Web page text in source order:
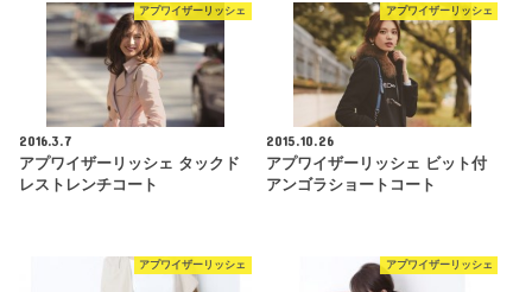
アプワイザーリッシェ
2016.3.7
アプワイザーリッシェ タックド
レストレンチコート
アプワイザーリッシェ
2015.10.26
アプワイザーリッシェ ビット付
アンゴラショートコート
アプワイザーリッシェ アプワイザーリッシェ